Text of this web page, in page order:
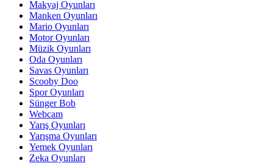
Makyaj Oyunları
Manken Oyunları
Mario Oyunları
Motor Oyunları
Müzik Oyunları
Oda Oyunları
Savas Oyunları
Scooby Doo
Spor Oyunları
Sünger Bob
Webcam
Yarış Oyunları
Yarışma Oyunları
Yemek Oyunları
Zeka Oyunları